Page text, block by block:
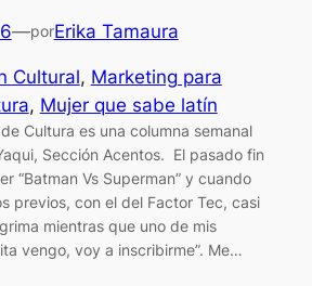
—porErika Tamaura
Cultural, Marketing para
, Mujer que sabe latín
Cultura es una columna semanal
Sección Acentos. El pasado fin
“Batman Vs Superman” y cuando
previos, con el del Factor Tec, casi
mientras que uno de mis
vengo, voy a inscribirme”. Me…